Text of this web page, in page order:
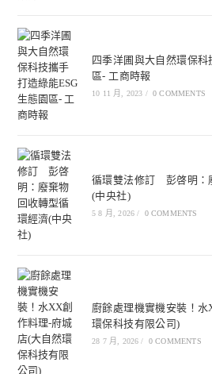
四季洋圃與大自然環保科
區- 工商時報
10 11 月, 2023 / 0 COMMENTS
循環雙法修訂 彭啓明：
(中央社)
5 8 月, 2026 / 0 COMMENTS
廚餘處理機實機安裝！
環保科技有限公司)
28 7 月, 2026 / 0 COMMENTS